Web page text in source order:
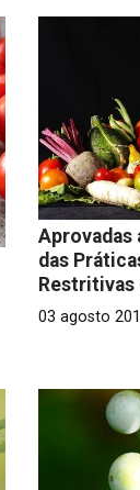
Aprovadas
das
Restritivas
03 agosto